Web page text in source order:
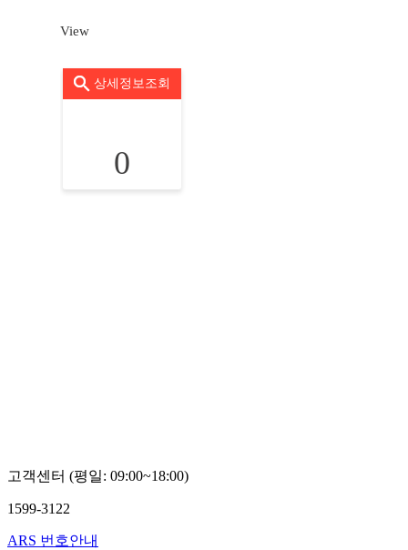
View
상세정보조회
0
고객센터 (평일: 09:00~18:00)
1599-3122
ARS 번호안내